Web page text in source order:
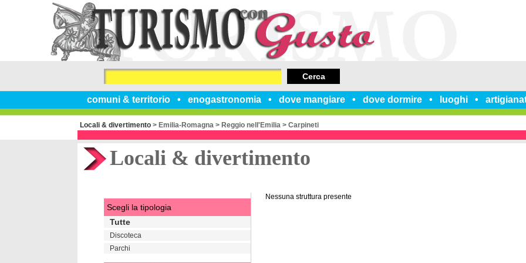
comuni & territorio enogastronomia dove mangiare dove dormire luoghi
Cerca
Locali & divertimento > Emilia-Romagna > Reggio nell'Emilia > Carpineti
Locali & divertimento
Nessuna struttura presente
Scegli la tipologia
Tutte
Discoteca
Parchi